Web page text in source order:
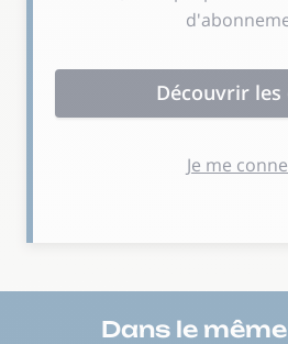
Dans le même